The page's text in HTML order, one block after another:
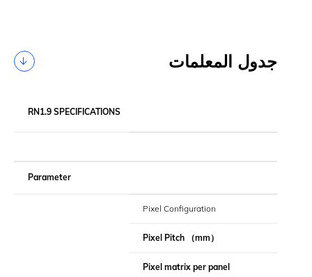
جدول المعلمات
RN1.9 SPECIFICATIONS
Parameter
Pixel Configuration
Pixel Pitch （mm ）
Pixel matrix per panel